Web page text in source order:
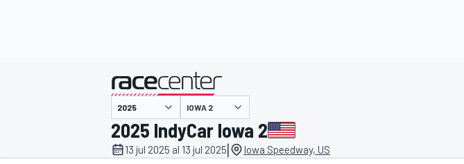
INDYCAR
presentado por
IOWA 2
2025 IndyCar Iowa 2
13 jul 2025 al 13 jul 2025| Iowa Speedway, US